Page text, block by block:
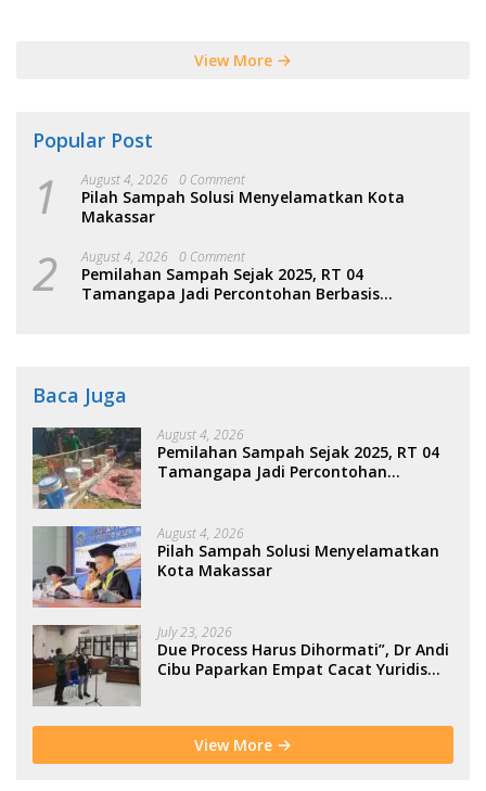
View More
Popular Post
1 August 4, 2026 0 Comment
Pilah Sampah Solusi Menyelamatkan Kota
Makassar
2 August 4, 2026 0 Comment
Pemilahan Sampah Sejak 2025, RT 04
Tamangapa Jadi Percontohan Berbasis
Baca Juga
August 4, 2026
Pemilahan Sampah Sejak 2025, RT 04
Tamangapa Jadi Percontohan
August 4, 2026
Pilah Sampah Solusi Menyelamatkan
Kota Makassar
July 23, 2026
Due Process Harus Dihormati”, Dr Andi
Cibu Paparkan Empat Cacat Yuridis
View More